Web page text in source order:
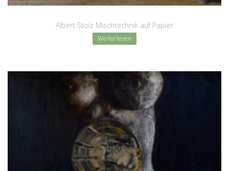
Albert Stolz Mischtechnik auf Papier
Weiterlesen